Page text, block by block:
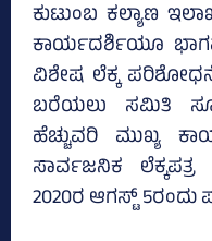
ಕುಟುಂಬ ಕಲ್ಯಾಣ
ಕಾರ್ಯದರ್ಶಿಯೂ
ವಿಶೇಷ ಲೆಕ್ಕ
ಬರೆಯಲು ಸಮಿತಿ
ಹೆಚ್ಚುವರಿ ಮುಖ್ಯ
ಸಾರ್ವಜನಿಕ
2020ರ ಆಗಸ್ಟ್‌ 5ರಂದು